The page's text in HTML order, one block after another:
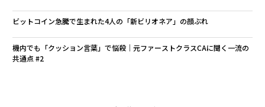
ビットコイン急騰で生まれた4人の「新ビリオネア」の顔ぶれ
機内でも「クッション言葉」で悩殺｜元ファーストクラスCAに聞く一流の
共通点 #2